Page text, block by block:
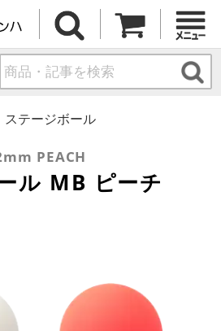
ステージボール
PEACH
ル MB ピーチ